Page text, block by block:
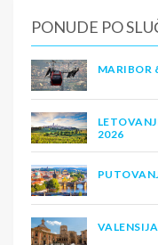
PONUDE PO
MARIBOR
2026